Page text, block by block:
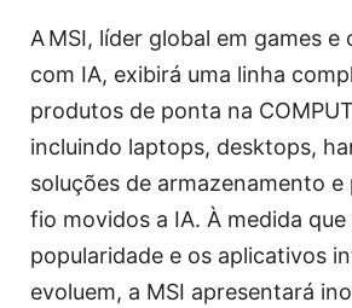
A MSI, líder global em games e
com IA, exibirá uma linha
produtos de ponta na
incluindo laptops, desktops,
soluções de armazenamento
fio movidos a IA. À medida que
popularidade e os aplicativos
evoluem, a MSI apresentará